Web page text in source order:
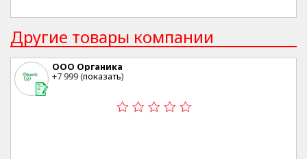
Другие товары компании
ООО Органика
+7 999 (показать)